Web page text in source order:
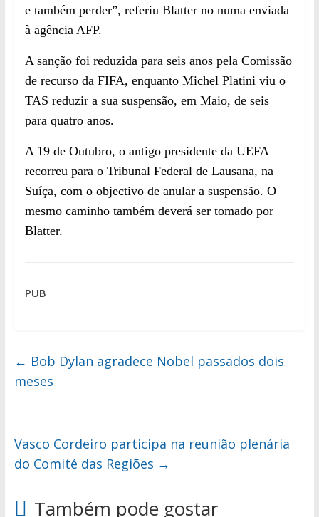
e também perder”, referiu Blatter no numa enviada
à agência AFP.
A sanção foi reduzida para seis anos pela Comissão
de recurso da FIFA, enquanto Michel Platini viu o
TAS reduzir a sua suspensão, em Maio, de seis
para quatro anos.
A 19 de Outubro, o antigo presidente da UEFA
recorreu para o Tribunal Federal de Lausana, na
Suíça, com o objectivo de anular a suspensão. O
mesmo caminho também deverá ser tomado por
Blatter.
PUB
← Bob Dylan agradece Nobel passados dois
meses
Vasco Cordeiro participa na reunião plenária
do Comité das Regiões →
Também pode gostar